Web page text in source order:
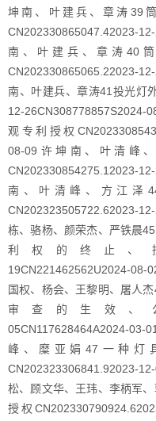
坤南、叶建兵、章涛39
CN202330865047.42023-
南、叶建兵、章涛40
CN202330865065.22023-
南、叶建兵、章涛41投光灯
12-26CN308778857S2024-
观专利授权
08-09许坤南、叶清峰
CN202330854275.12023-
南、叶清峰、方江泽
CN202323505722.62023-
栋、骆杨、颜荣杰、严铁晨
利权的终止、授权
19CN221462562U2024-08-
国权、杨会、王黎明、屠人
审查的生效、公布
05CN117628464A2024-03-
峰、糜亚娟47一种灯
CN202323306841.92023-
松、顾文华、王玮、李柄军
授权